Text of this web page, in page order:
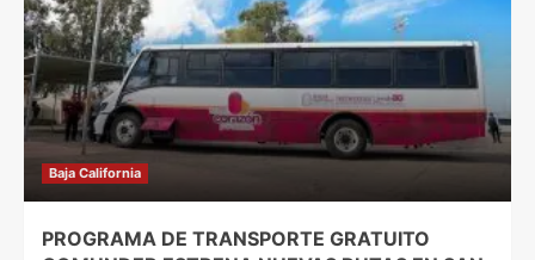
Baja California
PROGRAMA DE TRANSPORTE GRATUITO